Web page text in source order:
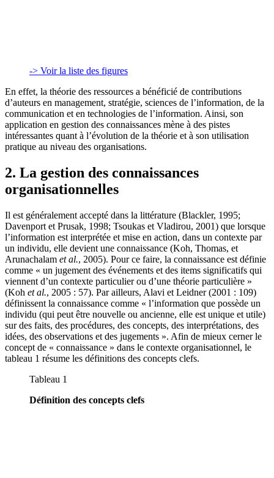
-> Voir la liste des figures
En effet, la théorie des ressources a bénéficié de contributions
d’auteurs en management, stratégie, sciences de l’information, de la
communication et en technologies de l’information. Ainsi, son
application en gestion des connaissances mène à des pistes
intéressantes quant à l’évolution de la théorie et à son utilisation
pratique au niveau des organisations.
2. La gestion des connaissances
organisationnelles
Il est généralement accepté dans la littérature (Blackler, 1995;
Davenport et Prusak, 1998; Tsoukas et Vladirou, 2001) que lorsque
l’information est interprétée et mise en action, dans un contexte par
un individu, elle devient une connaissance (Koh, Thomas, et
Arunachalam et al., 2005). Pour ce faire, la connaissance est définie
comme « un jugement des événements et des items significatifs qui
viennent d’un contexte particulier ou d’une théorie particulière »
(Koh et al., 2005 : 57). Par ailleurs, Alavi et Leidner (2001 : 109)
définissent la connaissance comme « l’information que possède un
individu (qui peut être nouvelle ou ancienne, elle est unique et utile)
sur des faits, des procédures, des concepts, des interprétations, des
idées, des observations et des jugements ». Afin de mieux cerner le
concept de « connaissance » dans le contexte organisationnel, le
tableau 1 résume les définitions des concepts clefs.
Tableau 1
Définition des concepts clefs